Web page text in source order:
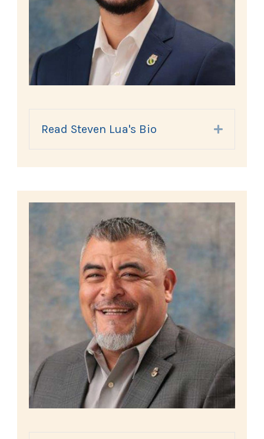
Read Steven Lua's Bio Expand